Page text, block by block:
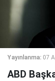
Yayınlanma: 07
ABD